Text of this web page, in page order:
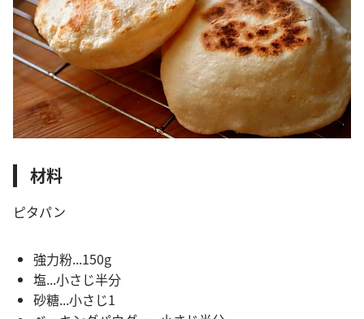
材料
ピタパン
強力粉...150g
塩...小さじ半分
砂糖...小さじ1